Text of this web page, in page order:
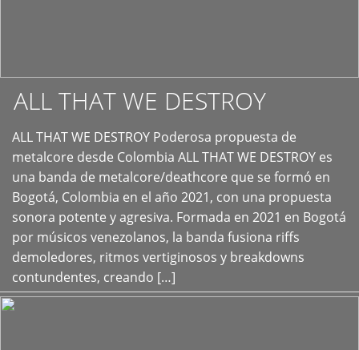
ALL THAT WE DESTROY
ALL THAT WE DESTROY Poderosa propuesta de
metalcore desde Colombia ALL THAT WE DESTROY es
una banda de metalcore/deathcore que se formó en
Bogotá, Colombia en el año 2021, con una propuesta
sonora potente y agresiva. Formada en 2021 en Bogotá
por músicos venezolanos, la banda fusiona riffs
demoledores, ritmos vertiginosos y breakdowns
contundentes, creando […]
+